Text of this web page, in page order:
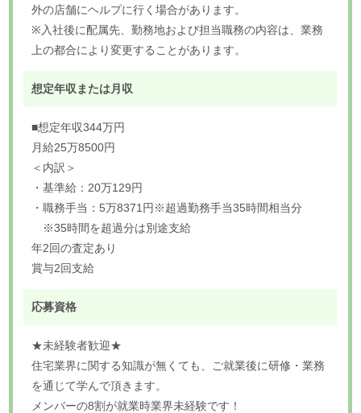
外の店舗にヘルプに行く場合があります。
※入社後に配属先、勤務地および担当職務の内容は、業務
上の都合により変更することがあります。
想定年収または月収
■想定年収344万円
月給25万8500円
＜内訳＞
・基準給：20万129円
・職務手当：5万8371円※超過勤務手当35時間相当分
※35時間を超過分は別途支給
年2回の査定あり
賞与2回支給
応募資格
★未経験者歓迎★
住宅業界に関する知識が無くても、ご就業後に研修・業務
を通じて学んで頂きます。
メンバーの8割が就業時業界未経験です！